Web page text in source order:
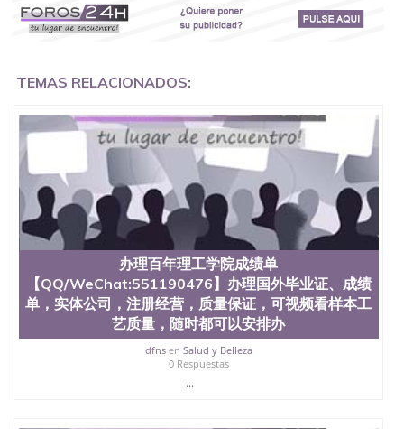
怎么办551190476找工作没有文凭怎么办,怎么办理本
科/研究生文凭551190476如何办理本科/硕士毕业证
551190476国外大学文凭可以打工作吗551190476怎
证551190476哪里可以办理澳洲毕业证551190476留
学生在哪里可以买假毕业证551190476哪里可以办理
加拿大毕业证551190476申请学校办理假的毕业证成
绩单可以吗551190476哪里可以办理水印成绩单
551190476哪里可以修改成绩单GPA分数551190476
假毕业证能查出来吗551190476假文凭网上能查到吗
551190476 如何拿到国外毕业证QQ微信551190476办
假大学毕业证QQ微信551190476国外毕业证去哪认证
QQ微信551190476找毕业证封皮QQ微信551190476国
外毕业证外壳定制QQ微信551190476快速代办国外毕
业证QQ微信551190476快速拿到国外文凭QQ微信
551190476国外留学文凭认证QQ微信551190476国外
文凭回国认证QQ微信551190476泰国文凭办理QQ微
信551190476法国留学回国证明QQ微信551190476 国
外烫金照片QQ微信551190476外国文凭在中国有用吗
QQ微信551190476德国留学回国证明QQ微信
551190476爱尔兰留学回国证明QQ微信551190476国
TEMAS RELACIONADOS:
办理百年理工学院成绩单
【QQ/WeChat:551190476】办理国外毕业证、成绩
单，实体公司，注册经营，质量保证，可视频看样本工
艺质量，随时都可以安排办
dfnsen Salud y Belleza
0 Respuestas
...